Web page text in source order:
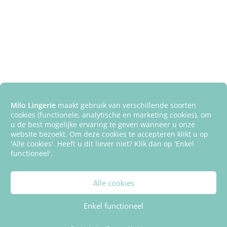
Milo Lingerie maakt gebruik van verschillende soorten
cookies (functionele, analytische en marketing cookies), om
u de best mogelijke ervaring te geven wanneer u onze
website bezoekt. Om deze cookies te accepteren klikt u op
'Alle cookies'. Heeft u dit liever niet? Klik dan op 'Enkel
functioneel'.
Alle cookies
Enkel functioneel